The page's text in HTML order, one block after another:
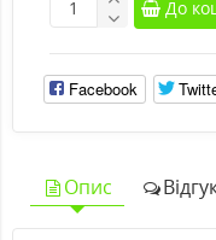
До
Facebook
Опис